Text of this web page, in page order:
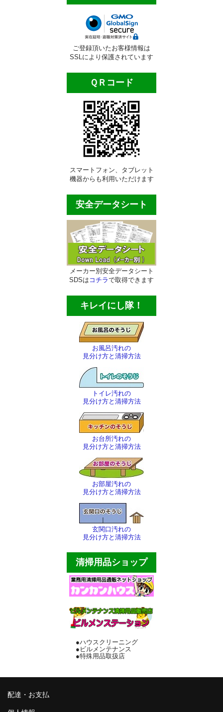
ビルメンテナンス用品
ポリッシャー・パッド
ダスタ―モップ
ワックス用モップ
大型・体育館用モップ
ほうき・ちりとり
その他の清掃用品
スコッチタワシ
エアコン洗浄用品
ヘラ・ケレン・皮スキ
ゴミバサミ・灯油ポンプ等
サンダル・スリッパ
会社概要
ご登録頂いたお客様情報は
SSLにより保護されています
ＱＲコード
スマートフォン、タブレット
機器からも利用いただけます
安全データシート
メーカー別安全データシート
SDSは コチラで取得できます
キレイにし隊！
お風呂汚れの
見分け方と清掃方法
トイレ汚れの
見分け方と清掃方法
お台所汚れの
見分け方と清掃方法
お部屋汚れの
見分け方と清掃方法
玄関口汚れの
見分け方と清掃方法
清掃用品ショップ
●ハウスクリーニング
●ビルメンテナンス
●特殊用品取扱店
配達・お支払